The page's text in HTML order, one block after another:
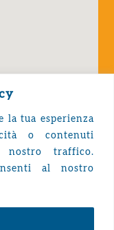
la tua esperienza
o contenuti
nostro traffico.
al nostro